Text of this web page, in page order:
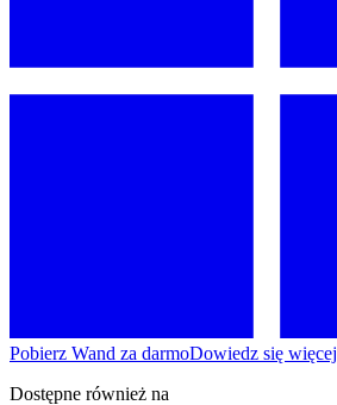
Pobierz Wand za darmoDowiedz się więcej
Dostępne również na